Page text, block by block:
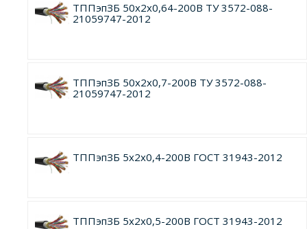
ТППэпЗБ 50х2х0,64-200В ТУ 3572-088-
21059747-2012
ТППэпЗБ 50х2х0,7-200В ТУ 3572-088-
21059747-2012
ТППэпЗБ 5х2х0,4-200В ГОСТ 31943-2012
ТППэпЗБ 5х2х0,5-200В ГОСТ 31943-2012